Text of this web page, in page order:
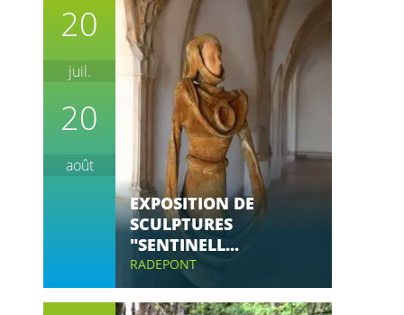
20
juil.
20
août
EXPOSITION DE
SCULPTURES
"SENTINELL...
RADEPONT